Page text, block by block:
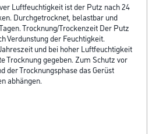
Luftfeuchtigkeit ist der Putz nach 24
Durchgetrocknet, belastbar und
Trocknung/Trockenzeit Der Putz
Verdunstung der Feuchtigkeit.
und bei hoher Luftfeuchtigkeit
Trocknung gegeben. Zum Schutz vor
der Trocknungsphase das Gerüst
abhängen.